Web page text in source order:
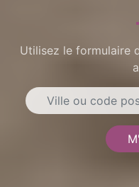
Utilisez le formulaire